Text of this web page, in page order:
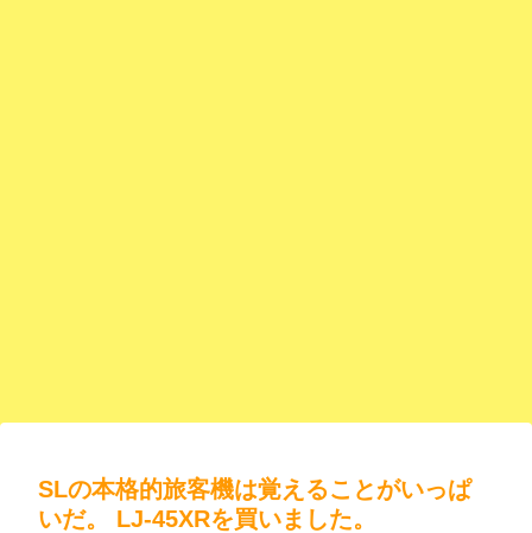
SLの本格的旅客機は覚えることがいっぱ
いだ。
LJ-45XRを買いました。